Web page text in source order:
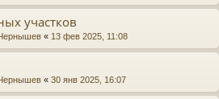
участков
« 13 фев 2025, 11:08
« 30 янв 2025, 16:07